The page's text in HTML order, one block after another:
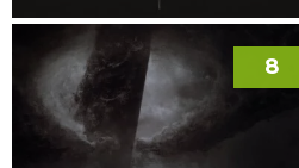
8